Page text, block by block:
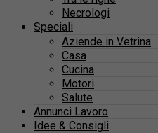
Necrologi
Speciali
Aziende in Vetrina
Casa
Cucina
Motori
Salute
Annunci Lavoro
Idee & Consigli